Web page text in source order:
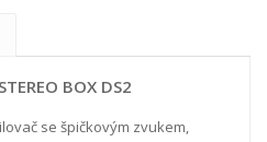
BOX DS2
se špičkovým zvukem,